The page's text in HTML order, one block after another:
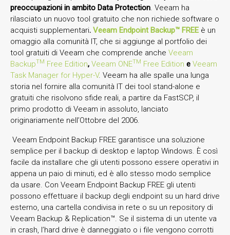
preoccupazioni in ambito Data Protection. Veeam ha
rilasciato un nuovo tool gratuito che non richiede software o
acquisti supplementari. Veeam Endpoint Backup™ FREE è un
omaggio alla comunità IT, che si aggiunge al portfolio dei
tool gratuiti di Veeam che comprende anche Veeam
BackupTM Free Edition, Veeam ONETM Free Edition e Veeam
Task Manager for Hyper-V. Veeam ha alle spalle una lunga
storia nel fornire alla comunità IT dei tool stand-alone e
gratuiti che risolvono sfide reali, a partire da FastSCP, il
primo prodotto di Veeam in assoluto, lanciato
originariamente nell’Ottobre del 2006.
Veeam Endpoint Backup FREE garantisce una soluzione
semplice per il backup di desktop e laptop Windows. È così
facile da installare che gli utenti possono essere operativi in
appena un paio di minuti, ed è allo stesso modo semplice
da usare. Con Veeam Endpoint Backup FREE gli utenti
possono effettuare il backup degli endpoint su un hard drive
esterno, una cartella condivisa in rete o su un repository di
Veeam Backup & Replication™. Se il sistema di un utente va
in crash, l’hard drive è danneggiato o i file vengono corrotti